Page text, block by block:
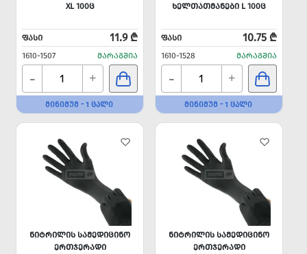
XL 100Ც
ᲤᲐᲡᲘ 11.9 ₾
1610-1507 ᲛᲐᲠᲐᲒᲨᲘᲐ
- +
ᲛᲘᲜᲘᲛᲣᲛ - 1 ᲪᲐᲚᲘ
ᲮᲔᲚᲗᲐᲗᲛᲐᲜᲔᲑᲘ L 100Ც
ᲤᲐᲡᲘ 10.75 ₾
1610-1528 ᲛᲐᲠᲐᲒᲨᲘᲐ
- +
ᲛᲘᲜᲘᲛᲣᲛ - 1 ᲪᲐᲚᲘ
ᲜᲘᲢᲠᲘᲚᲘᲡ ᲡᲐᲛᲔᲓᲘᲪᲘᲜᲝ
ᲔᲠᲗᲯᲔᲠᲐᲓᲘ
ᲜᲘᲢᲠᲘᲚᲘᲡ ᲡᲐᲛᲔᲓᲘᲪᲘᲜᲝ
ᲔᲠᲗᲯᲔᲠᲐᲓᲘ